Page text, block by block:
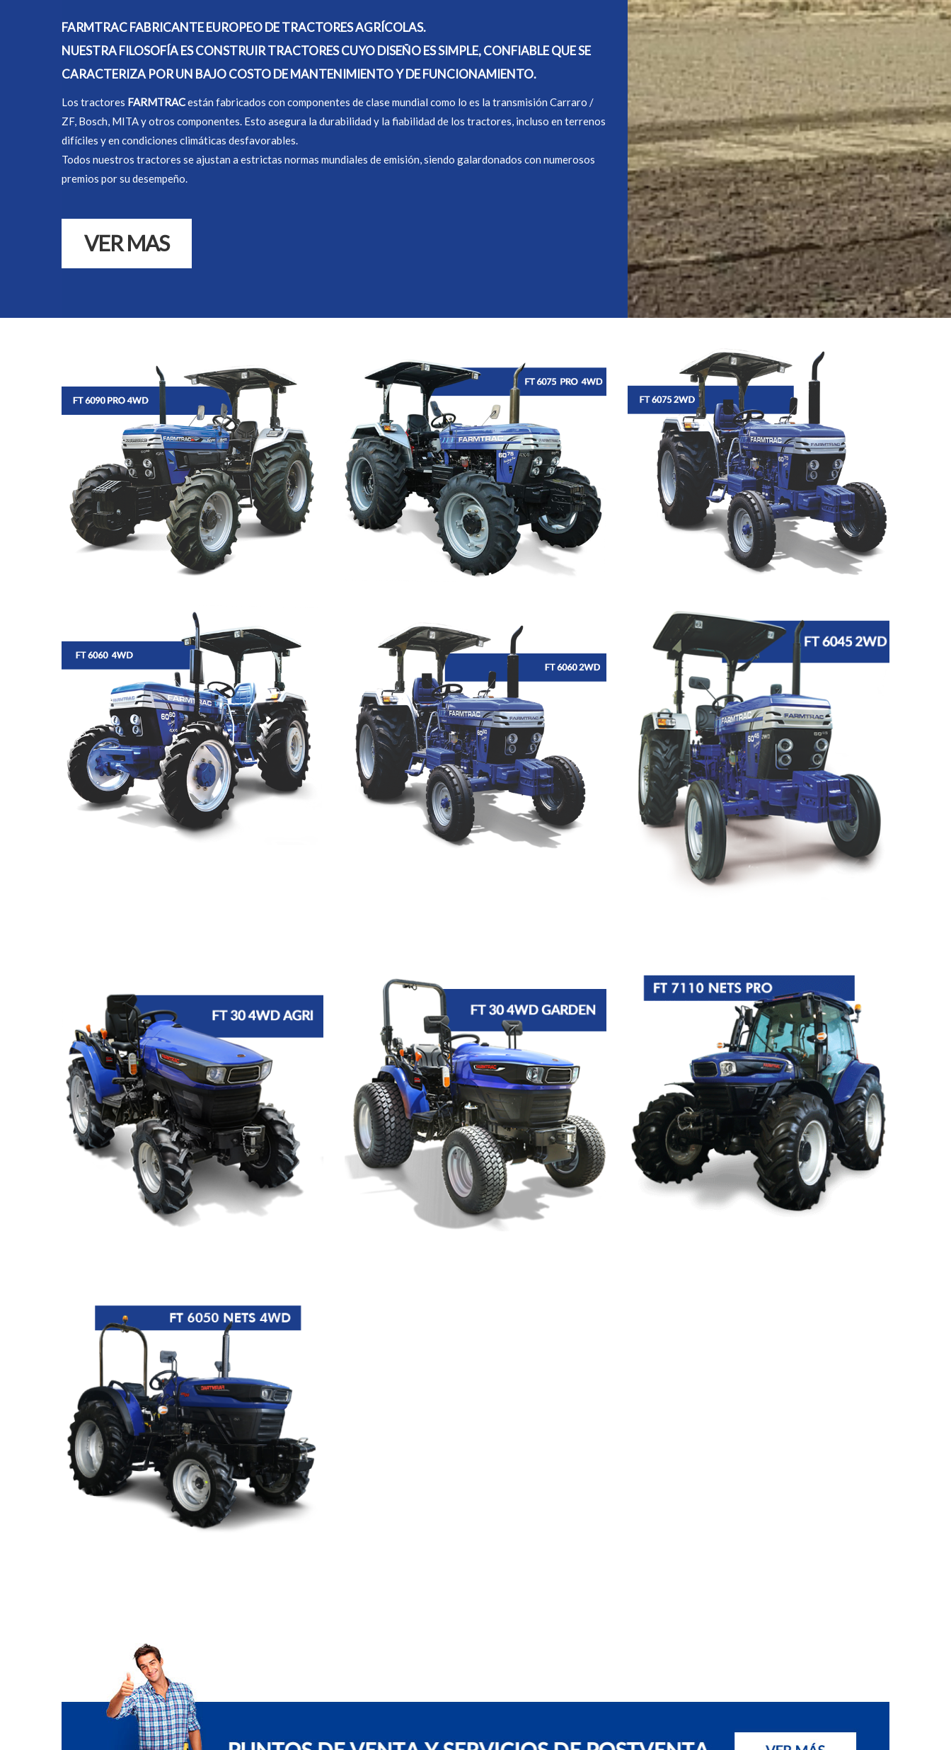
FARMTRAC FABRICANTE EUROPEO DE TRACTORES AGRÍCOLAS.
NUESTRA FILOSOFÍA ES CONSTRUIR TRACTORES CUYO DISEÑO ES SIMPLE, CONFIABLE QUE SE
CARACTERIZA POR UN BAJO COSTO DE MANTENIMIENTO Y DE FUNCIONAMIENTO.
Los tractores FARMTRACestán fabricados con componentes de clase mundial como lo es la transmisión Carraro /
ZF, Bosch, MITA y otros componentes. Esto asegura la durabilidad y la fiabilidad de los tractores, incluso en terrenos
difíciles y en condiciones climáticas desfavorables.
Todos nuestros tractores se ajustan a estrictas normas mundiales de emisión, siendo galardonados con numerosos
premios por su desempeño.
VER MAS